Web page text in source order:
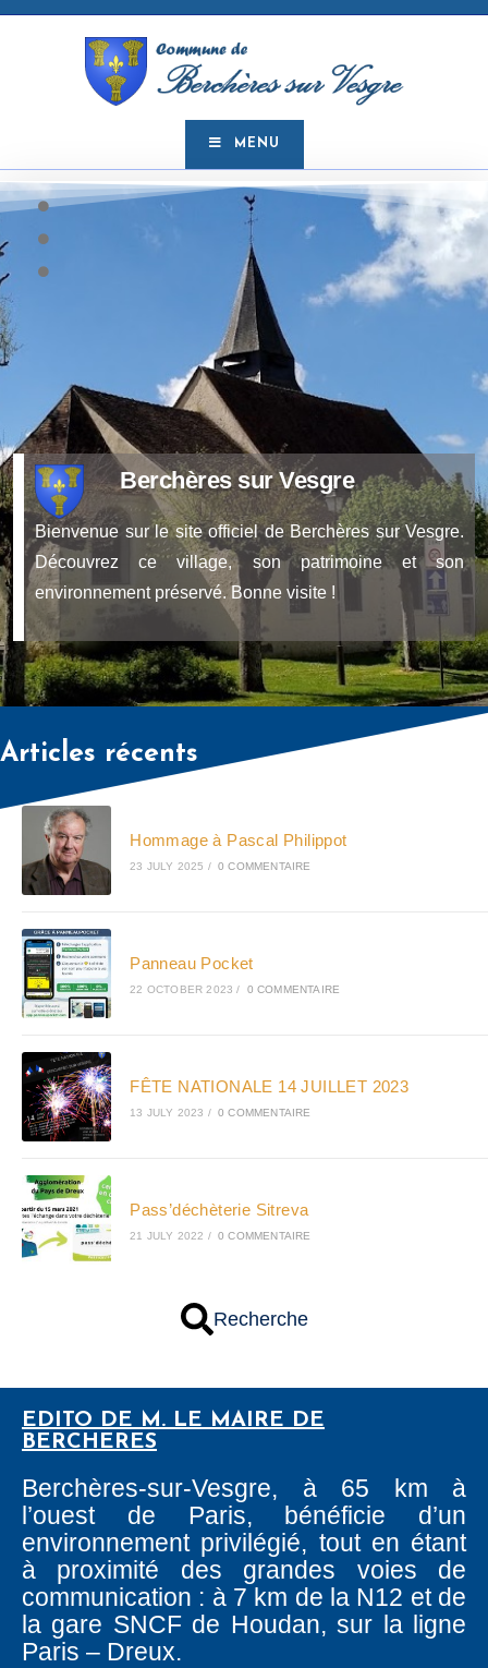
MENU
Berchères sur Vesgre
Bienvenue sur le site officiel de Berchères sur Vesgre.
Découvrez ce village, son patrimoine et son
environnement préservé. Bonne visite !
Articles récents
Hommage à Pascal Philippot
23 JULY 2025 / 0 COMMENTAIRE
Panneau Pocket
22 OCTOBER 2023 / 0 COMMENTAIRE
FÊTE NATIONALE 14 JUILLET 2023
13 JULY 2023 / 0 COMMENTAIRE
Pass’déchèterie Sitreva
21 JULY 2022 / 0 COMMENTAIRE
Recherche
EDITO DE M. LE MAIRE DE
BERCHERES
Berchères-sur-Vesgre, à 65 km à
l’ouest de Paris, bénéficie d’un
environnement privilégié, tout en étant
à proximité des grandes voies de
communication : à 7 km de la N12 et de
la gare SNCF de Houdan, sur la ligne
Paris – Dreux.